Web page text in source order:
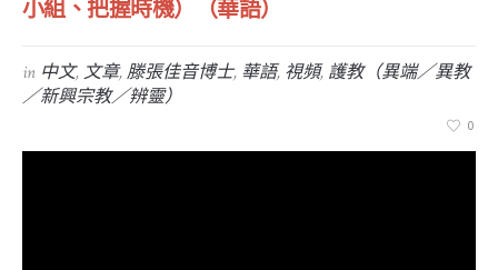
小組、把握時機）（華語）
in 中文,文章,滕張佳音博士, 華語, 視頻, 護教（異端／異教
／新興宗教／辨靈）
0